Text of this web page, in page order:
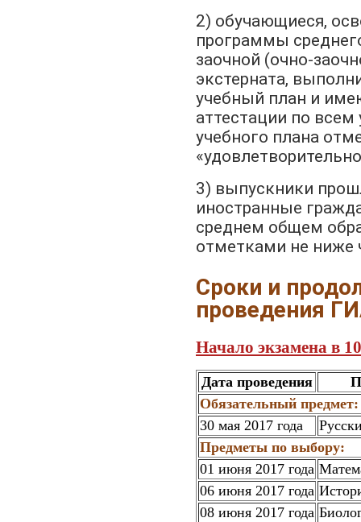
2) обучающиеся,
программы
заочной (очно-
экстерната,
учебный план и
аттестации по
учебного плана
3) выпускники
иностранные
среднем общем
отметками не ниже
Сроки и
проведения
Начало экзамена в
Дата проведения
Обязательный предмет:
30 мая 2017 года
Предметы по выбору:
01 июня 2017 года
06 июня 2017 года
08 июня 2017 года